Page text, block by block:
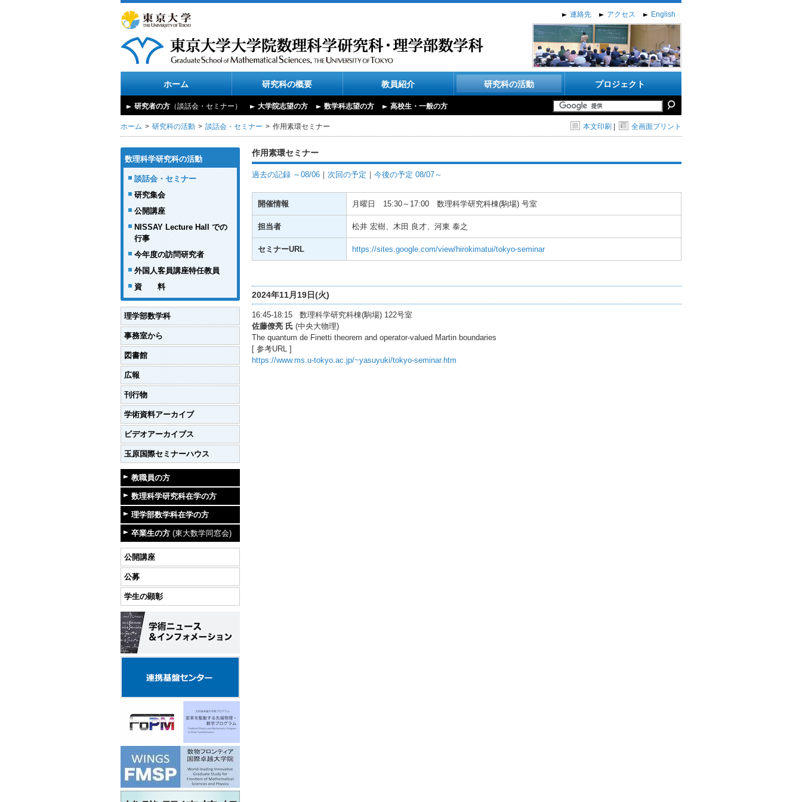
連絡先 アクセス English
ホーム 研究科の概要 教員紹介 研究科の活動 プロジェクト
研究者の方 （談話会・セミナー） 大学院志望の方 数学科志望の方 高校生・一般の方
ホーム 研究科の活動 談話会・セミナー 作用素環セミナー 本文印刷 全画面プリント
数理科学研究科の活動
談話会・セミナー
研究集会
公開講座
NISSAY Lecture Hall での
行事
今年度の訪問研究者
外国人客員講座特任教員
資 料
理学部数学科
事務室から
図書館
広報
刊行物
学術資料アーカイブ
ビデオアーカイブス
玉原国際セミナーハウス
教職員の方
数理科学研究科在学の方
理学部数学科在学の方
卒業生の方 (東大数学同窓会)
公開講座
公募
学生の顕彰
作用素環セミナー
過去の記録 ～08/06 ｜ 次回の予定 ｜ 今後の予定 08/07～
開催情報 月曜日 15:30～17:00 数理科学研究科棟(駒場) 号室
担当者 松井 宏樹、木田 良才、河東 泰之
セミナーURL https://sites.google.com/view/hirokimatui/tokyo-seminar
2024年11月19日(火)
16:45-18:15 数理科学研究科棟(駒場) 122号室
佐藤僚亮 氏 (中央大物理)
The quantum de Finetti theorem and operator-valued Martin boundaries
[ 参考URL ]
https://www.ms.u-tokyo.ac.jp/~yasuyuki/tokyo-seminar.htm